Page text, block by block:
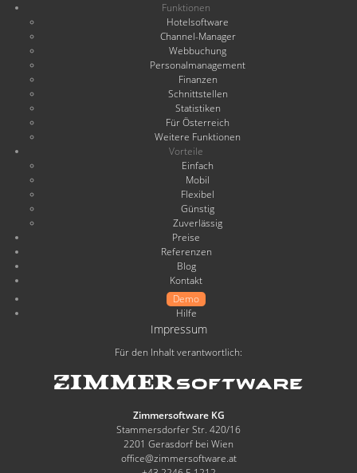
Funktionen
Hotelsoftware
Channel-Manager
Webbuchung
Personalmanagement
Finanzen
Schnittstellen
Statistiken
Für Österreich
Weitere Funktionen
Vorteile
Einfach
Mobil
Flexibel
Günstig
Zuverlässig
Preise
Referenzen
Blog
Kontakt
Demo
Hilfe
Impressum
Für den Inhalt verantwortlich:
Zimmersoftware KG
Stammersdorfer Str. 420/16
2201 Gerasdorf bei Wien
office@zimmersoftware.at